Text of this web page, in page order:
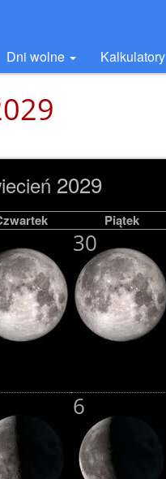
Dni wolne Kalkulatory
2029
Piątek
30
6